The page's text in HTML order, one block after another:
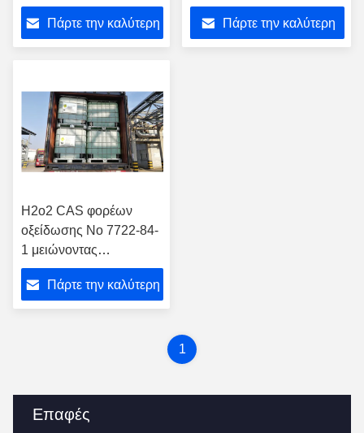
Επαφές
Πάρτε την καλύτερη
τεχνολογίας
Πάρτε την καλύτερη
H2o2 CAS φορέων
οξείδωσης Νο 7722-84-
1 μειώνοντας
πράκτορας
Πάρτε την καλύτερη
1